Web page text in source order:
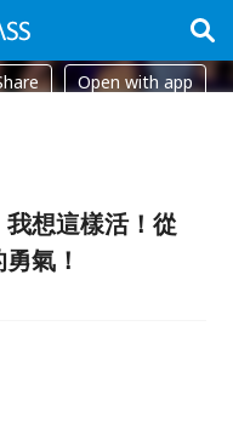
Open with app
我想這樣活！從
氣！